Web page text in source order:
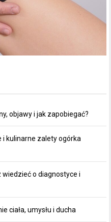
objawy i jak zapobiegać?
i kulinarne zalety ogórka
o diagnostyce i
ciała, umysłu i ducha